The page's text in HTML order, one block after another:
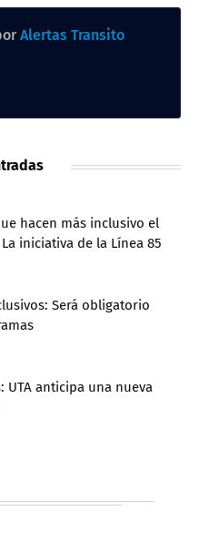
Alertas Transito
hacen más inclusivo el
iniciativa de la Línea 85
Será obligatorio
UTA anticipa una nueva